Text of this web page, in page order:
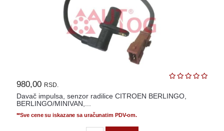
980,00 RSD.
Davač impulsa, senzor radilice CITROEN BERLINGO,
BERLINGO/MINIVAN,...
**Sve cene su iskazane sa uračunatim PDV-om.